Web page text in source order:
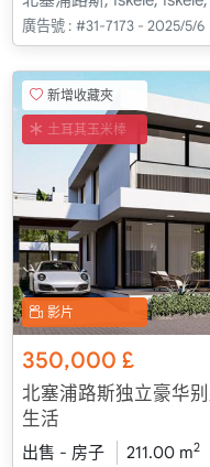
廣告號 : #31-7173 - 2025/5/6
新增收藏夾
土耳其玉米棒
影片
350,000 £
北塞浦路斯独立豪华
生活
出售 - 房子 211.00 m2